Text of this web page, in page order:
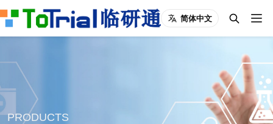
简体中文
PRODUCTS